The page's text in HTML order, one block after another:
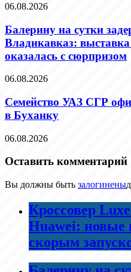
06.08.2026
Балерину на сутки
Владикавказ:
оказалась с сюрпризом
06.08.2026
Семейство УАЗ СГР
в Буханку
06.08.2026
Оставить комментарий
Вы должны быть залогинены
Кроссовер
Huawei: новые
скорым